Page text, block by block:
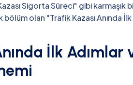
Sigorta Süreci" gibi karmaşık
bölüm olan "Trafik Kazası Anında
İlk Adımlar